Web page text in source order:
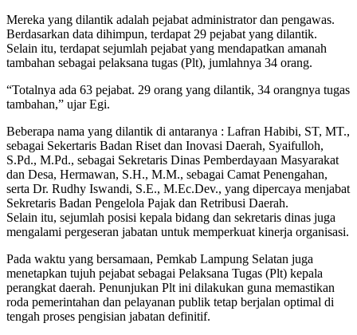
Mereka yang dilantik adalah pejabat administrator dan pengawas.
Berdasarkan data dihimpun, terdapat 29 pejabat yang dilantik.
Selain itu, terdapat sejumlah pejabat yang mendapatkan amanah
tambahan sebagai pelaksana tugas (Plt), jumlahnya 34 orang.
“Totalnya ada 63 pejabat. 29 orang yang dilantik, 34 orangnya tugas
tambahan,” ujar Egi.
Beberapa nama yang dilantik di antaranya : Lafran Habibi, ST, MT.,
sebagai Sekertaris Badan Riset dan Inovasi Daerah, Syaifulloh,
S.Pd., M.Pd., sebagai Sekretaris Dinas Pemberdayaan Masyarakat
dan Desa, Hermawan, S.H., M.M., sebagai Camat Penengahan,
serta Dr. Rudhy Iswandi, S.E., M.Ec.Dev., yang dipercaya menjabat
Sekretaris Badan Pengelola Pajak dan Retribusi Daerah.
Selain itu, sejumlah posisi kepala bidang dan sekretaris dinas juga
mengalami pergeseran jabatan untuk memperkuat kinerja organisasi.
Pada waktu yang bersamaan, Pemkab Lampung Selatan juga
menetapkan tujuh pejabat sebagai Pelaksana Tugas (Plt) kepala
perangkat daerah. Penunjukan Plt ini dilakukan guna memastikan
roda pemerintahan dan pelayanan publik tetap berjalan optimal di
tengah proses pengisian jabatan definitif.